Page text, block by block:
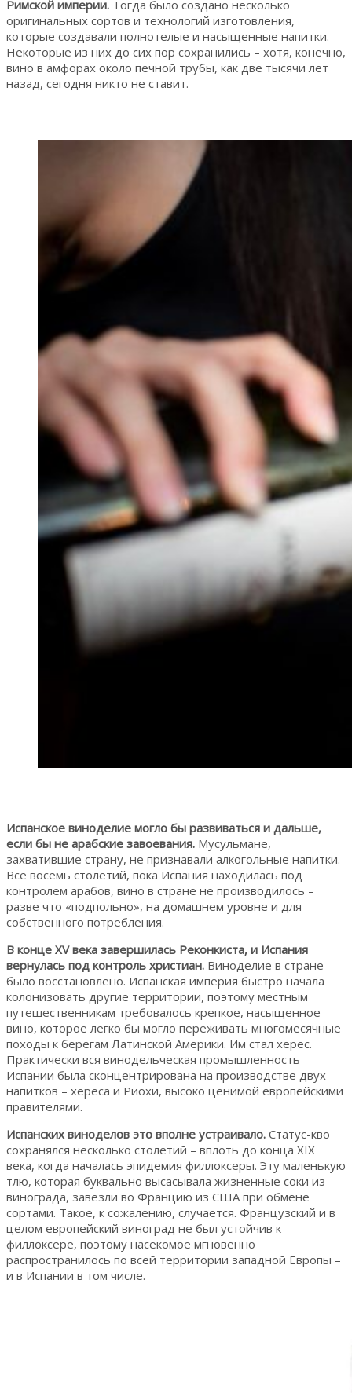
Римской империи. Тогда было создано несколько
оригинальных сортов и технологий изготовления,
которые создавали полнотелые и насыщенные напитки.
Некоторые из них до сих пор сохранились – хотя, конечно,
вино в амфорах около печной трубы, как две тысячи лет
назад, сегодня никто не ставит.
Испанское виноделие могло бы развиваться и дальше,
если бы не арабские завоевания. Мусульмане,
захватившие страну, не признавали алкогольные напитки.
Все восемь столетий, пока Испания находилась под
контролем арабов, вино в стране не производилось –
разве что «подпольно», на домашнем уровне и для
собственного потребления.
В конце XV века завершилась Реконкиста, и Испания
вернулась под контроль христиан. Виноделие в стране
было восстановлено. Испанская империя быстро начала
колонизовать другие территории, поэтому местным
путешественникам требовалось крепкое, насыщенное
вино, которое легко бы могло переживать многомесячные
походы к берегам Латинской Америки. Им стал херес.
Практически вся винодельческая промышленность
Испании была сконцентрирована на производстве двух
напитков – хереса и Риохи, высоко ценимой европейскими
правителями.
Испанских виноделов это вполне устраивало. Статус-кво
сохранялся несколько столетий – вплоть до конца XIX
века, когда началась эпидемия филлоксеры. Эту маленькую
тлю, которая буквально высасывала жизненные соки из
винограда, завезли во Францию из США при обмене
сортами. Такое, к сожалению, случается. Французский и в
целом европейский виноград не был устойчив к
филлоксере, поэтому насекомое мгновенно
распространилось по всей территории западной Европы –
и в Испании в том числе.